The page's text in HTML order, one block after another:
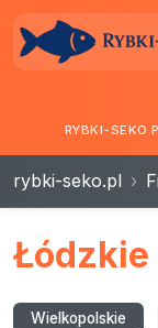
RYBKI-
rybki-seko.pl
Łódzkie
Wielkopolskie